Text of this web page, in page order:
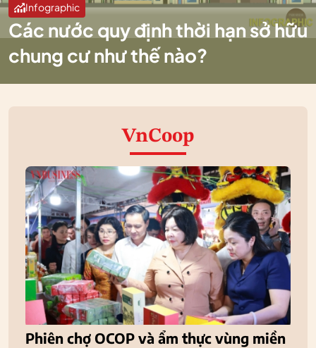
Infographic
Các nước quy định thời hạn sở hữu
chung cư như thế nào?
VnCoop
Phiên chợ OCOP và ẩm thực vùng miền